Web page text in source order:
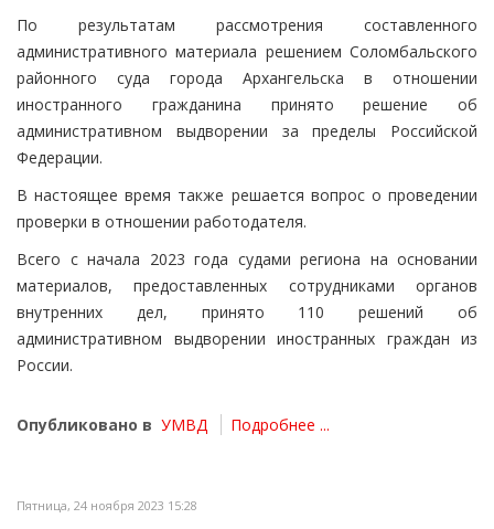
По результатам рассмотрения составленного
административного материала решением Соломбальского
районного суда города Архангельска в отношении
иностранного гражданина принято решение об
административном выдворении за пределы Российской
Федерации.
В настоящее время также решается вопрос о проведении
проверки в отношении работодателя.
Всего с начала 2023 года судами региона на основании
материалов, предоставленных сотрудниками органов
внутренних дел, принято 110 решений об
административном выдворении иностранных граждан из
России.
Опубликовано в УМВД Подробнее ...
Пятница, 24 ноября 2023 15:28